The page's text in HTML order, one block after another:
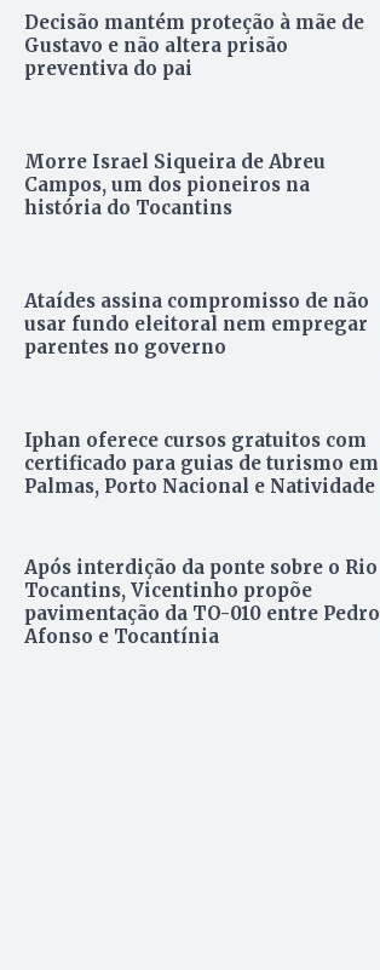
Decisão mantém proteção à mãe de
Gustavo e não altera prisão
preventiva do pai
Morre Israel Siqueira de Abreu
Campos, um dos pioneiros na
história do Tocantins
Ataídes assina compromisso de não
usar fundo eleitoral nem empregar
parentes no governo
Iphan oferece cursos gratuitos com
certificado para guias de turismo em
Palmas, Porto Nacional e Natividade
Após interdição da ponte sobre o Rio
Tocantins, Vicentinho propõe
pavimentação da TO-010 entre Pedro
Afonso e Tocantínia